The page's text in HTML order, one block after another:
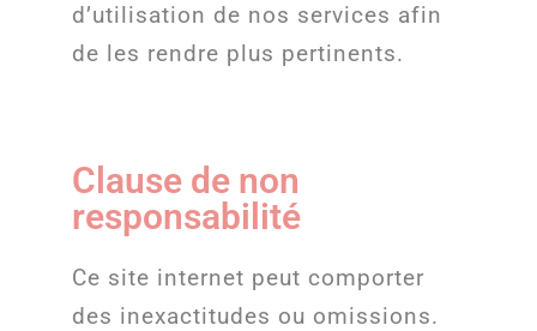
d’utilisation de nos services afin
de les rendre plus pertinents.
Clause de non
responsabilité
Ce site internet peut comporter
des inexactitudes ou omissions.